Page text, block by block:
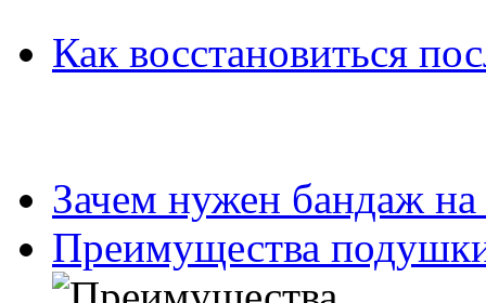
Как восстановиться
Зачем нужен бандаж на
Преимущества